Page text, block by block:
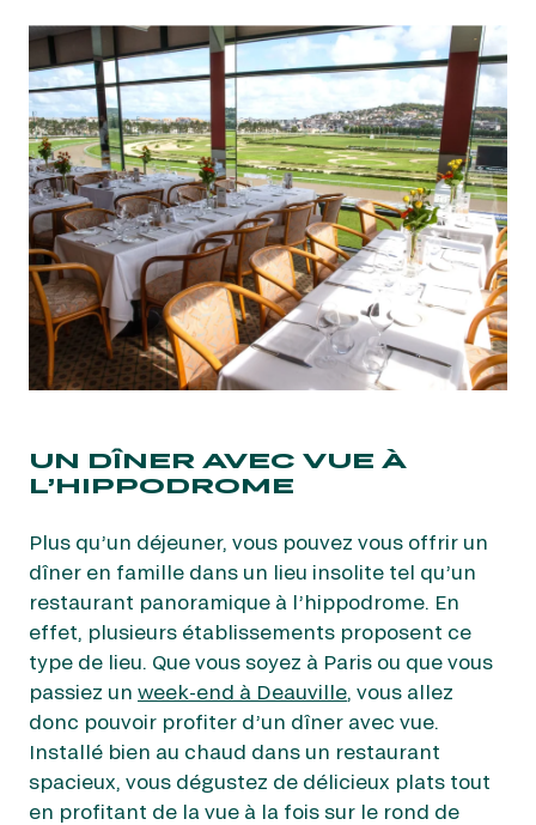
UN DÎNER AVEC VUE À
L’HIPPODROME
Plus qu’un déjeuner, vous pouvez vous offrir un
dîner en famille dans un lieu insolite tel qu’un
restaurant panoramique à l’hippodrome. En
effet, plusieurs établissements proposent ce
type de lieu. Que vous soyez à Paris ou que vous
passiez un week-end à Deauville, vous allez
donc pouvoir profiter d’un dîner avec vue.
Installé bien au chaud dans un restaurant
spacieux, vous dégustez de délicieux plats tout
en profitant de la vue à la fois sur le rond de